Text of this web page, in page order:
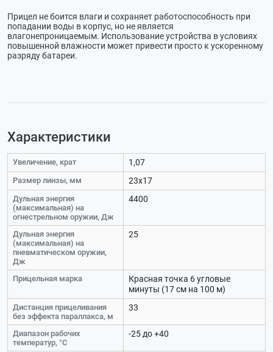
Прицел не боится влаги и сохраняет работоспособность при
попадании воды в корпус, но не является
влагонепроницаемым. Использование устройства в условиях
повышенной влажности может привести просто к ускоренному
разряду батареи.
Характеристики
Увеличение, крат 1,07
Размер линзы, мм 23х17
Дульная энергия
(максимальная) на
огнестрельном оружии, Дж
4400
Дульная энергия
(максимальная) на
пневматическом оружии,
Дж
25
Прицельная марка
Красная точка 6 угловые
минуты (17 см на 100 м)
Дистанция прицеливания
без эффекта параллакса, м
33
Диапазон рабочих
температур, °С
-25 до +40